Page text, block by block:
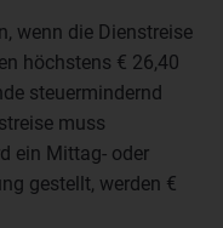
wenn die Dienstreise
höchstens € 26,40
steuermindernd
muss
ein Mittag- oder
gestellt, werden €